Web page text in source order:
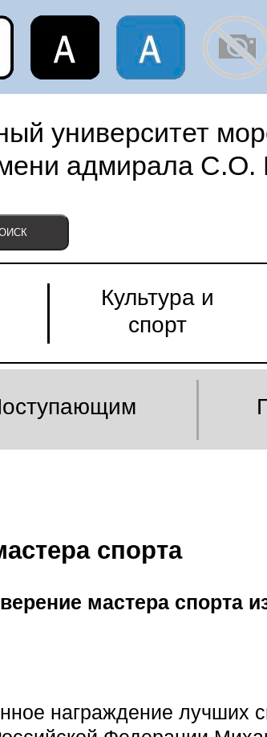
университет
адмирала С.О.
Культура и
спорт
спорта
мастера спорта
награждение лучших